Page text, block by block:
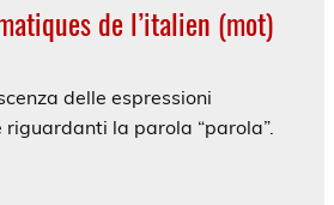
de l’italien (mot)
delle espressioni
la parola “parola”.